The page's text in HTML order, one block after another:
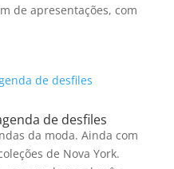
de apresentações, com
de desfiles
da moda. Ainda com
de Nova York.